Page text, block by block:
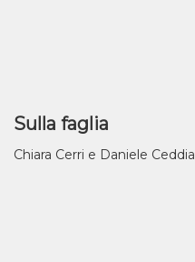
Sulla faglia
Chiara Cerri e Daniele Ceddia